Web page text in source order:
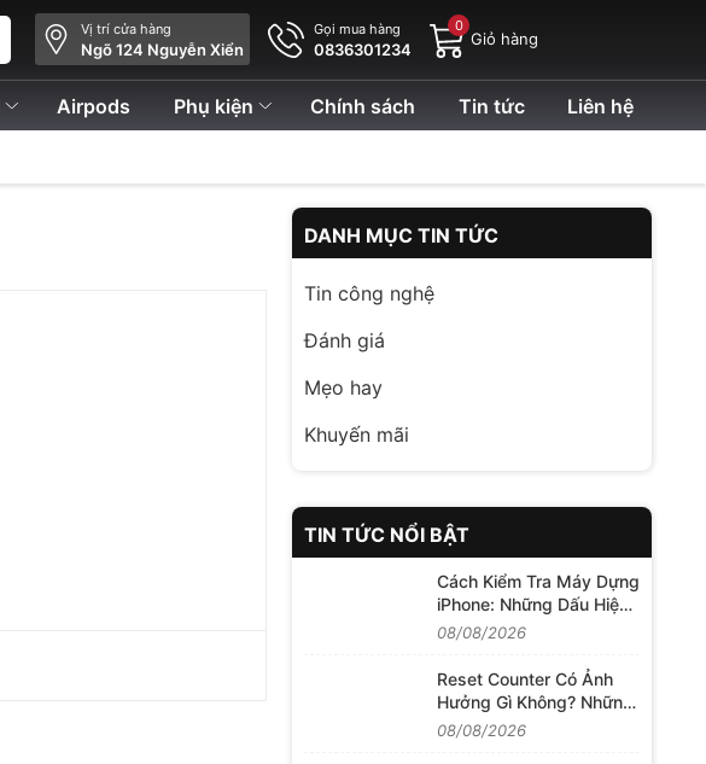
Vị trí cửa hàng
Ngõ 124 Nguyễn Xiển
Gọi mua hàng
0836301234
0
Giỏ hàng
Airpods Phụ kiện Chính sách Tin tức Liên hệ
DANH MỤC TIN TỨC
Tin công nghệ
Đánh giá
Mẹo hay
Khuyến mãi
TIN TỨC NỔI BẬT
Cách Kiểm Tra Máy Dựng
iPhone: Những Dấu Hiệu
Giúp Bạn Nhận Biết Chính
08/08/2026
Reset Counter Có Ảnh
Hưởng Gì Không? Những
Điều Bạn Nên Biết Trước
08/08/2026